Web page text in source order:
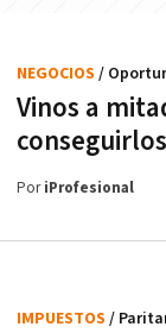
Vinos a
NEGOCIOS /
PoriProfesional
IMPUESTOS /